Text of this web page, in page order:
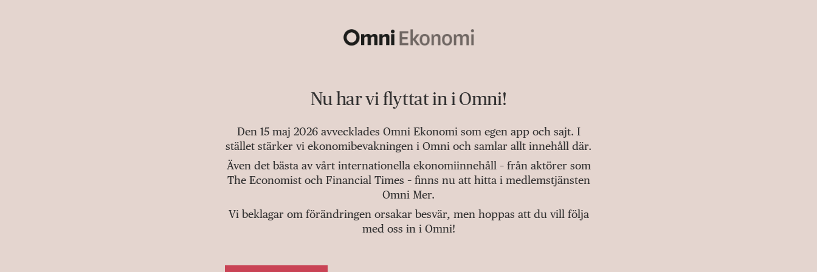
Nu har vi flyttat in i Omni!
Den 15 maj 2026 avvecklades Omni Ekonomi som egen app och sajt. I
stället stärker vi ekonomibevakningen i Omni och samlar allt innehåll där.
Även det bästa av vårt internationella ekonomiinnehåll – från aktörer som
The Economist och Financial Times – finns nu att hitta i medlemstjänsten
Omni Mer.
Vi beklagar om förändringen orsakar besvär, men hoppas att du vill följa
med oss in i Omni!